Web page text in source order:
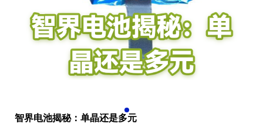
智界电池揭秘：单晶还是多元